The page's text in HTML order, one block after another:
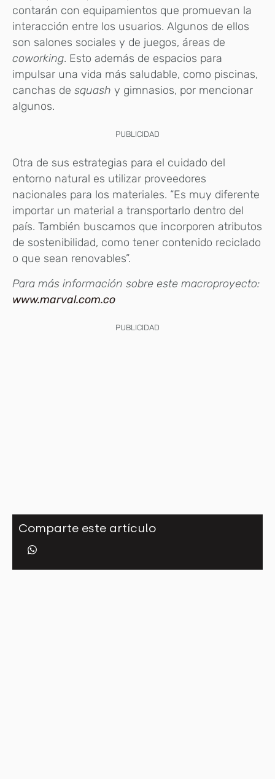
contarán con equipamientos que promuevan la
interacción entre los usuarios. Algunos de ellos
son salones sociales y de juegos, áreas de
coworking. Esto además de espacios para
impulsar una vida más saludable, como piscinas,
canchas de squash y gimnasios, por mencionar
algunos.
PUBLICIDAD
Otra de sus estrategias para el cuidado del
entorno natural es utilizar proveedores
nacionales para los materiales. “Es muy diferente
importar un material a transportarlo dentro del
país. También buscamos que incorporen atributos
de sostenibilidad, como tener contenido reciclado
o que sean renovables”.
Para más información sobre este macroproyecto:
www.marval.com.co
PUBLICIDAD
Comparte este artículo